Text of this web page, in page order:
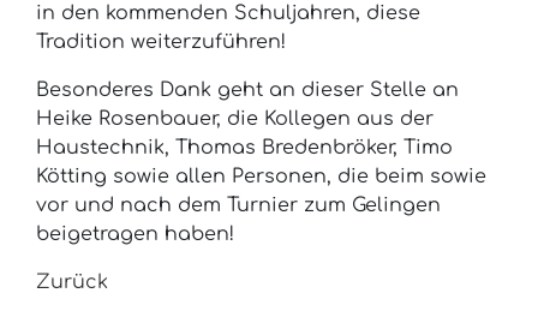
in den kommenden Schuljahren, diese
Tradition weiterzuführen!
Besonderes Dank geht an dieser Stelle an
Heike Rosenbauer, die Kollegen aus der
Haustechnik, Thomas Bredenbröker, Timo
Kötting sowie allen Personen, die beim sowie
vor und nach dem Turnier zum Gelingen
beigetragen haben!
Zurück